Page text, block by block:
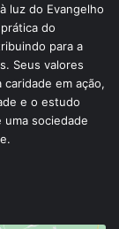
luz do Evangelho
do
para a
Seus valores
em ação,
e o estudo
sociedade